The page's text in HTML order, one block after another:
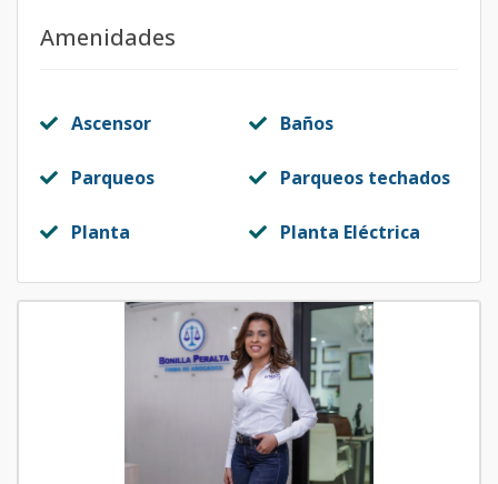
Amenidades
Ascensor Baños
Parqueos Parqueos techados
Planta Planta Eléctrica